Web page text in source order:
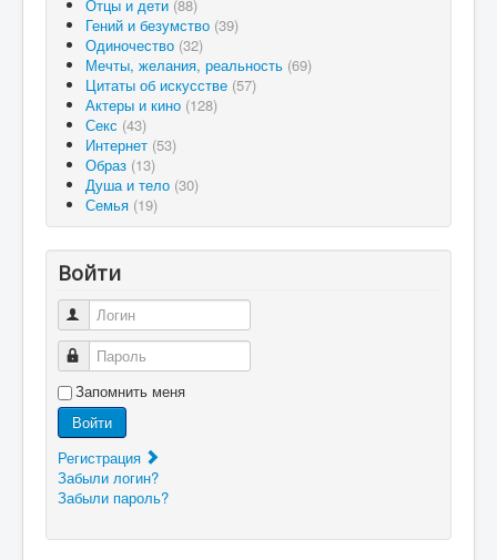
Отцы и дети (88)
Гений и безумство (39)
Одиночество (32)
Мечты, желания, реальность (69)
Цитаты об искусстве (57)
Актеры и кино (128)
Секс (43)
Интернет (53)
Образ (13)
Душа и тело (30)
Семья (19)
Войти
Логин
Пароль
Запомнить меня
Войти
Регистрация
Забыли логин?
Забыли пароль?